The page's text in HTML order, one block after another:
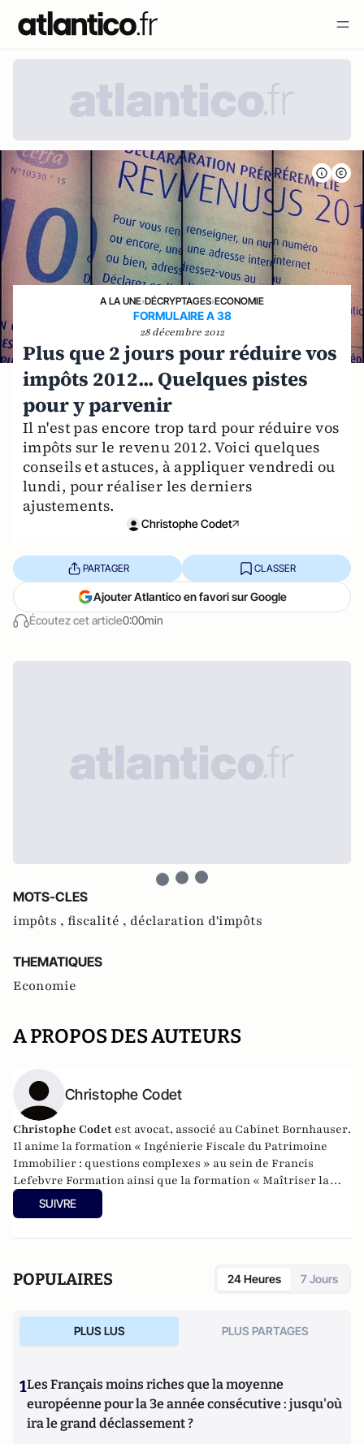
A LA UNE›DÉCRYPTAGES›ECONOMIE
FORMULAIRE A 38
28 décembre 2012
Plus que 2 jours pour réduire vos
impôts 2012... Quelques pistes
pour y parvenir
Il n'est pas encore trop tard pour réduire vos
impôts sur le revenu 2012. Voici quelques
conseils et astuces, à appliquer vendredi ou
lundi, pour réaliser les derniers
ajustements.
Christophe Codet
Écoutez cet article0:00min
PARTAGER CLASSER
Ajouter Atlantico en favori sur Google
MOTS-CLES
impôts , fiscalité , déclaration d'impôts
THEMATIQUES
Economie
A PROPOS DES AUTEURS
Christophe Codet
Christophe Codet est avocat, associé au Cabinet Bornhauser.
Il anime la formation « Ingénierie Fiscale du Patrimoine
Immobilier : questions complexes » au sein de Francis
Lefebvre Formation ainsi que la formation « Maîtriser la
fiscalité des valeurs mobilières » au sein d'EFE. Il est
également intervenant au Master 2 Droit des Affaires et
SUIVRE
POPULAIRES 24 Heures 7 Jours
PLUS LUS PLUS PARTAGES
1Les Français moins riches que la moyenne
européenne pour la 3e année consécutive : jusqu'où
ira le grand déclassement ?